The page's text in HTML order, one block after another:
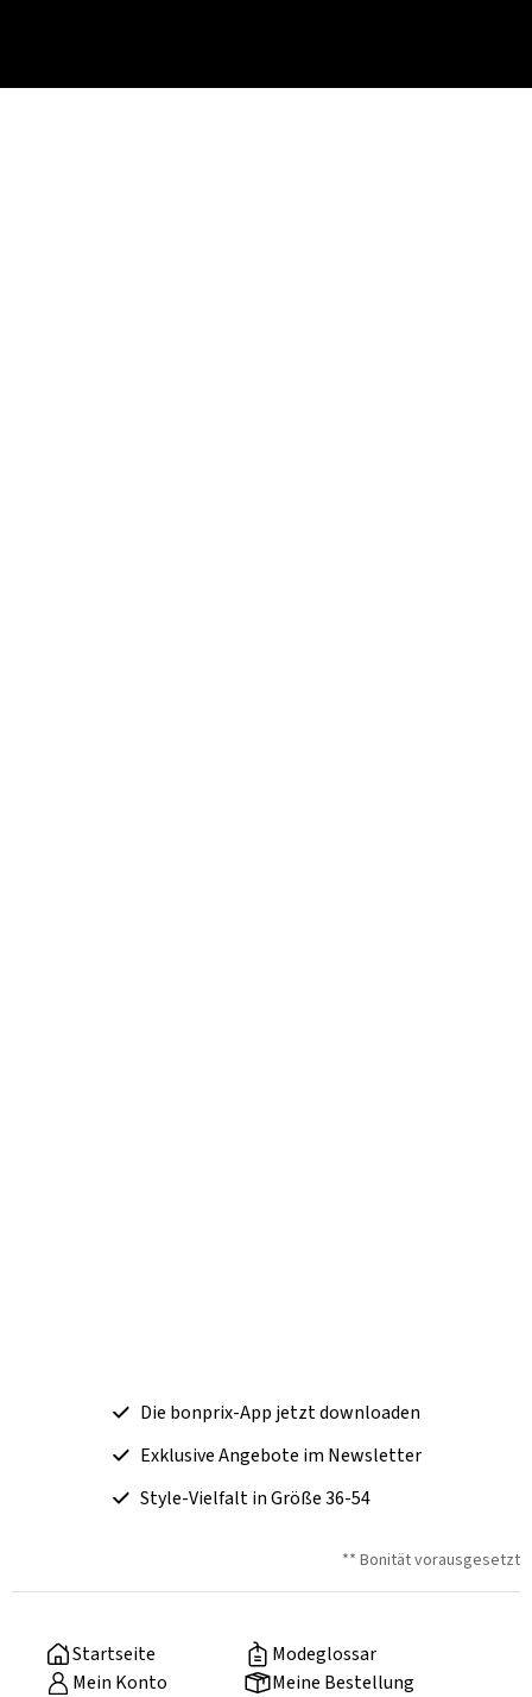
Die bonprix-App jetzt downloaden
Exklusive Angebote im Newsletter
Style-Vielfalt in Größe 36-54
** Bonität vorausgesetzt
Startseite
Modeglossar
Mein Konto
Meine Bestellung